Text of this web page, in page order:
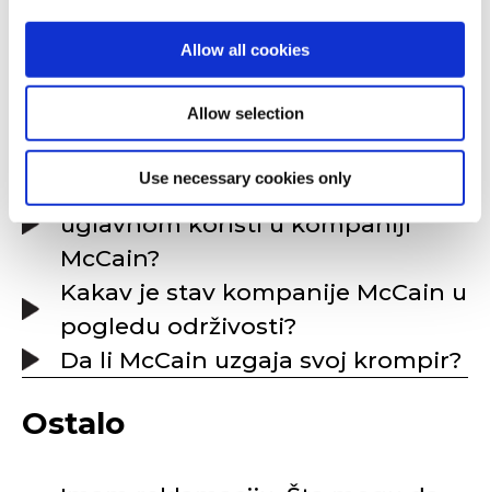
Allow all cookies
Allow selection
Use necessary cookies only
Kako je moguće saznati odakle su
krompiri?
Koje sastojke koristite u svojim
proizvodima?
Odakle dolazi krompir koji se
uglavnom koristi u kompaniji
McCain?
Kakav je stav kompanije McCain u
pogledu održivosti?
Da li McCain uzgaja svoj krompir?
Ostalo